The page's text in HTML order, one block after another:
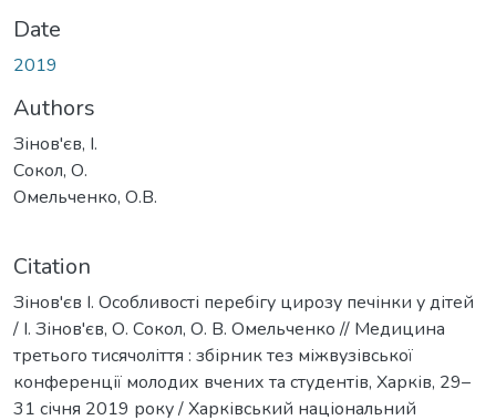
Date
2019
Authors
Зінов'єв, І.
Сокол, О.
Омельченко, О.В.
Citation
Зінов'єв І. Особливості перебігу цирозу печінки у дітей
/ І. Зінов'єв, О. Сокол, О. В. Омельченко // Медицина
третього тисячоліття : збірник тез міжвузівської
конференції молодих вчених та студентів, Харків, 29–
31 січня 2019 року / Харківський національний